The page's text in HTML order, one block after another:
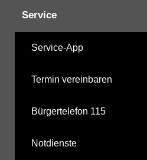
Service
Service-App
Termin vereinbaren
Bürgertelefon 115
Notdienste